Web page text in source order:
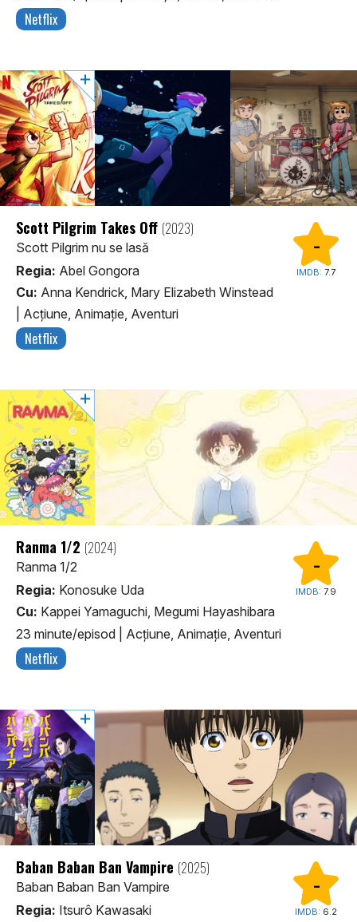
Netflix
-
IMDB: 7.7
Scott Pilgrim Takes Off (2023)
Scott Pilgrim nu se lasă
Regia: Abel Gongora
Cu: Anna Kendrick, Mary Elizabeth Winstead
Acţiune, Animaţie, Aventuri
Netflix
-
IMDB: 7.9
Ranma 1/2 (2024)
Ranma 1/2
Regia: Konosuke Uda
Cu: Kappei Yamaguchi, Megumi Hayashibara
23 minute/episod
Acţiune, Animaţie, Aventuri
Netflix
-
IMDB: 6.2
Baban Baban Ban Vampire (2025)
Baban Baban Ban Vampire
Regia: Itsurô Kawasaki